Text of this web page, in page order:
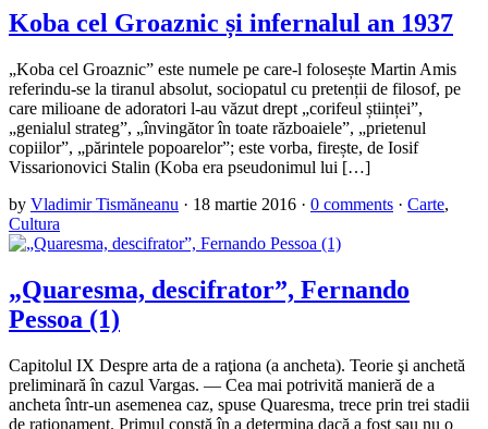
Koba cel Groaznic și infernalul an 1937
„Koba cel Groaznic” este numele pe care-l folosește Martin Amis
referindu-se la tiranul absolut, sociopatul cu pretenții de filosof, pe
care milioane de adoratori l-au văzut drept „corifeul științei”,
„genialul strateg”, „învingător în toate războaiele”, „prietenul
copiilor”, „părintele popoarelor”; este vorba, firește, de Iosif
Vissarionovici Stalin (Koba era pseudonimul lui […]
by Vladimir Tismăneanu · 18 martie 2016 · 0 comments · Carte,
Cultura
„Quaresma, descifrator”, Fernando
Pessoa (1)
Capitolul IX Despre arta de a raţiona (a ancheta). Teorie şi anchetă
preliminară în cazul Vargas. — Cea mai potrivită manieră de a
ancheta într-un asemenea caz, spuse Quaresma, trece prin trei stadii
de raţionament. Primul constă în a determina dacă a fost sau nu o